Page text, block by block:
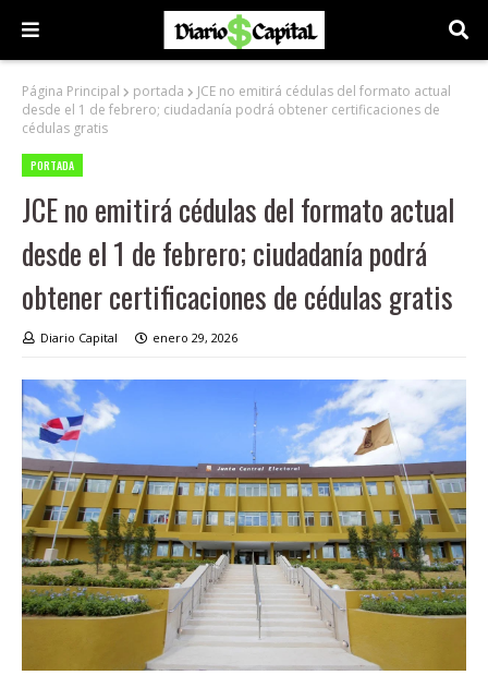
Página Principal portada
JCE no emitirá cédulas del formato actual
desde el 1 de febrero; ciudadanía podrá obtener certificaciones de
cédulas gratis
PORTADA
JCE no emitirá cédulas del formato actual
desde el 1 de febrero; ciudadanía podrá
obtener certificaciones de cédulas gratis
Diario Capital enero 29, 2026